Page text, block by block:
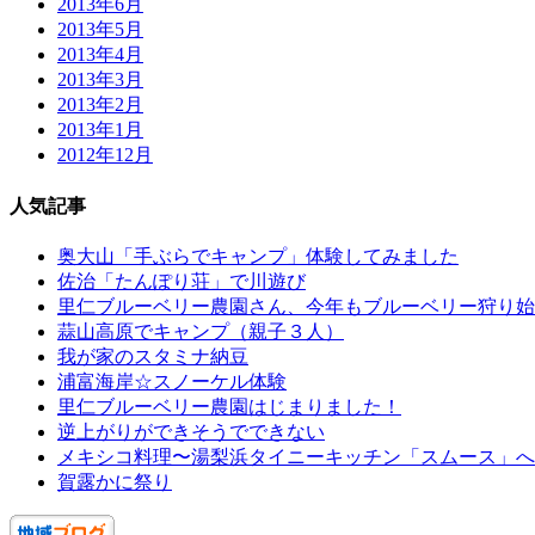
2013年6月
2013年5月
2013年4月
2013年3月
2013年2月
2013年1月
2012年12月
人気記事
奥大山「手ぶらでキャンプ」体験してみました
佐治「たんぽり荘」で川遊び
里仁ブルーベリー農園さん、今年もブルーベリー狩り始
蒜山高原でキャンプ（親子３人）
我が家のスタミナ納豆
浦富海岸☆スノーケル体験
里仁ブルーベリー農園はじまりました！
逆上がりができそうでできない
メキシコ料理〜湯梨浜タイニーキッチン「スムース」へ
賀露かに祭り